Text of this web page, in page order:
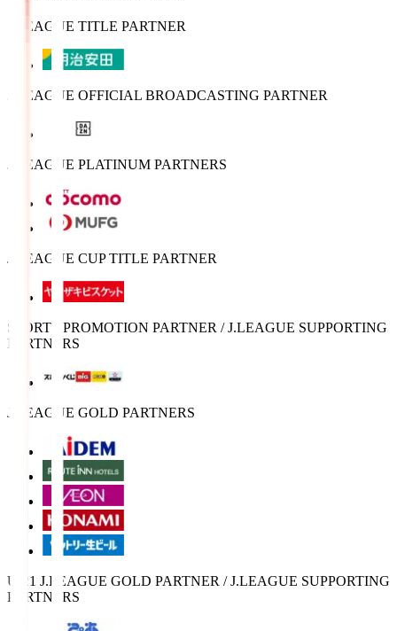
J.LEAGUE TITLE PARTNER
J.LEAGUE OFFICIAL BROADCASTING PARTNER
J.LEAGUE PLATINUM PARTNERS
J.LEAGUE CUP TITLE PARTNER
SPORTS PROMOTION PARTNER / J.LEAGUE SUPPORTING
PARTNERS
J.LEAGUE GOLD PARTNERS
U-21 J.LEAGUE GOLD PARTNER / J.LEAGUE SUPPORTING
PARTNERS